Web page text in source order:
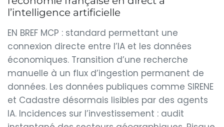
l’intelligence artificielle
EN BREF MCP : standard permettant une
connexion directe entre l’IA et les données
économiques. Transition d’une recherche
manuelle à un flux d’ingestion permanent de
données. Les données publiques comme SIRENE
et Cadastre désormais lisibles par des agents
IA. Incidences sur l’investissement : audit